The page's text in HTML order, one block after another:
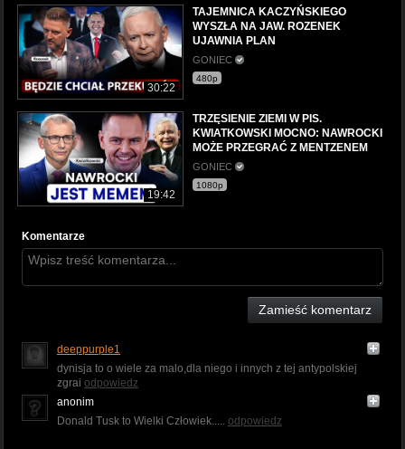
30:22
TAJEMNICA KACZYŃSKIEGO
WYSZŁA NA JAW. ROZENEK
UJAWNIA PLAN
GONIEC
480p
19:42
TRZĘSIENIE ZIEMI W PIS.
KWIATKOWSKI MOCNO: NAWROCKI
MOŻE PRZEGRAĆ Z MENTZENEM
GONIEC
1080p
Komentarze
Zamieść komentarz
deeppurple1
dynisja to o wiele za malo,dla niego i innych z tej antypolskiej
zgrai odpowiedz
anonim
Donald Tusk to Wielki Człowiek..... odpowiedz